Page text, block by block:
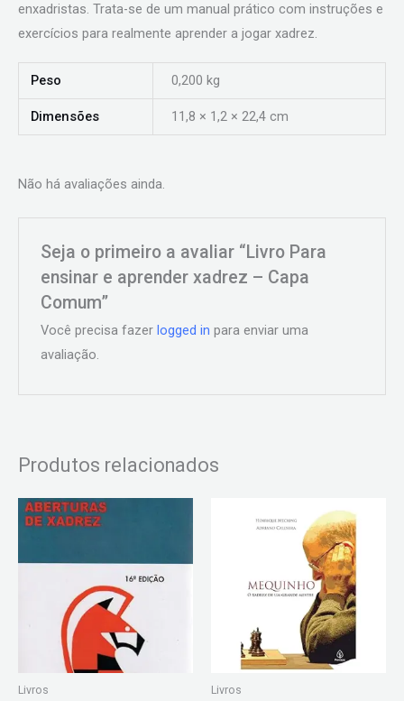
enxadristas. Trata-se de um manual prático com instruções e
exercícios para realmente aprender a jogar xadrez.
Peso 0,200 kg
Dimensões 11,8 × 1,2 × 22,4 cm
Não há avaliações ainda.
Seja o primeiro a avaliar “Livro Para
ensinar e aprender xadrez – Capa
Comum”
Você precisa fazerlogged in para enviar uma
avaliação.
Produtos relacionados
Livros Livros